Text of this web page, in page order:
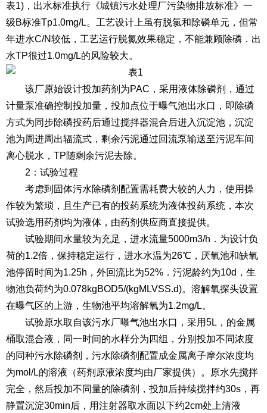
表1)，出水标准执行《城镇污水处理厂污染物排放标准》一
级B标准Tp1.0mg/L。工艺设计上虽有脱氯和除磷单元，但常
年进水C/N较低，工艺运行脱氮效果稳定，不能兼顾除磷．出
水TP很过1.0mg/L的风险较大。
该厂原始设计投加药剂为PAC，采用液体除磷剂，通过
计量泵准确控制投加量，投加点位于曝气池出水口，即除磷
方式为同步除磷投药后通过搅拌器混合后进入沉淀池，沉淀
池为周进周出辐流式，剩余污泥通过回流泵输送至污泥车间
离心脱水，TP随剩余污泥去除。
2：试验过程
考虑到固体污水除磷剂配置需耗费大较的人力，使用操
作较为繁琐，且生产已有的投药系统为液体投药系统，本次
试验选用药剂均为液体，由药剂供应商直接提供。
试验期间水量较为充足，进水流量5000m3/h．为设计负
荷的1.2倍，保持稳定运行，进水水温为26℃，厌氧池和缺氧
池停留时间为1.25h，外回流比为52%．污泥龄约为10d，生
物池负荷约为0.078kgBOD5/(kgMLVSS.d)。溶解氧探头设置
在曝气区的上游，生物池平均溶解氧为1.2mg/L。
试验原水取自该污水厂曝气池出水口，采用5L，的金属
桶取混合液，同一时间的水样分为四组，分别投加不同浓度
的同种污水除磷剂，污水除磷剂配置成金属离子摩尔浓度均
为mol/L的溶液（药剂原液浓度均由厂家提供）。原水先搅拌
完全，然后投加不同量的除磷剂，投加后持续搅拌约30s，再
静置沉淀30min后，用注射器取水面以下约2cm处上清液